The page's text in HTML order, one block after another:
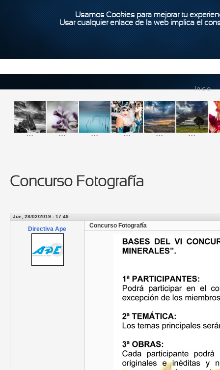
Usamos Cookies para mejorar tu
Usar cualquier enlace de la web implica el
Inicio
... ... ... ... ... ...
Concurso Fotografía
Jue, 28/02/2019 - 17:49
Directiva Ape Concurso Fotografía